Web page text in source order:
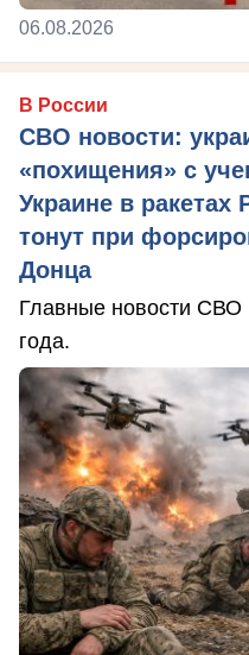
06.08.2026
В России
СВО новости:
«похищения» с
Украине в
тонут при
Донца
Главные новости СВО
года.